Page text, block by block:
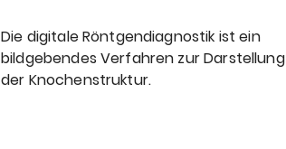
Die digitale Röntgendiagnostik ist ein
bildgebendes Verfahren zur Darstellung
der Knochenstruktur.